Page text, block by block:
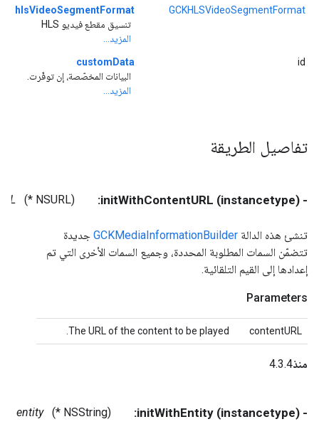
GCKHLSVideoSegmentFormat
hlsVideoSegmentFormat
تنسيق مقطع فيديو HLS
المزيد...
id
customData
البيانات المخصّصة، إن توفّرت.
المزيد...
تفاصيل الطريقة
- (instancetype) initWithContentURL:
(NSURL *)
تنشئ هذه الدالة GCKMediaInformationBuilder جديدة
تتضمّن السمات المطلوبة المحددة، وجميع السمات الأخرى التي تم
إعدادها إلى القيم التلقائية.
Parameters
contentURL
The URL of the content to be played.
منذ4.3.4
- (instancetype) initWithEntity:
(NSString *)
entity